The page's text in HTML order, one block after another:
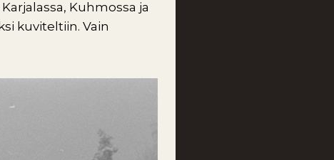
Kuhmossa ja
kuviteltiin. Vain